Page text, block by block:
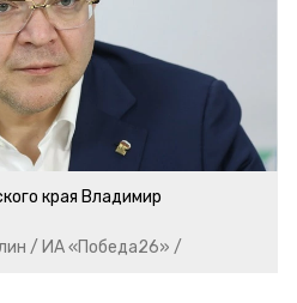
края Владимир
/ ИА «Победа26» /